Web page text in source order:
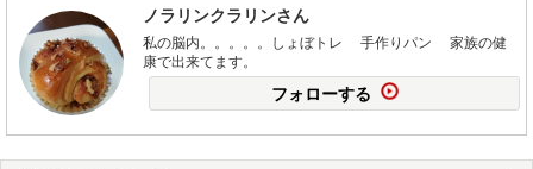
ノラリンクラリンさん
私の脳内。。。。。しょぼトレ 手作りパン 家族の健
康で出来てます。
フォローする